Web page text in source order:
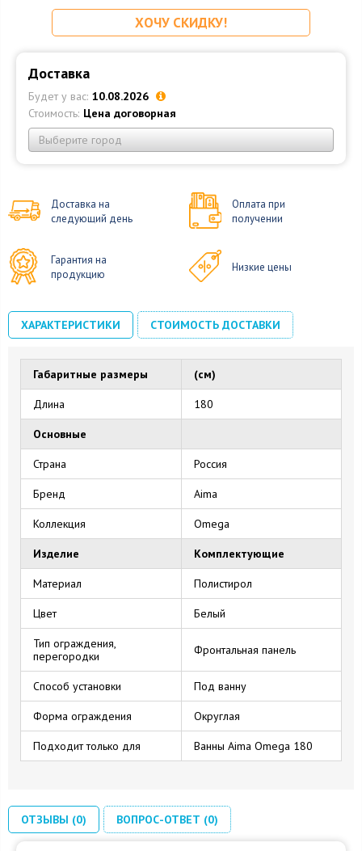
ХОЧУ СКИДКУ!
Доставка
Будет у вас: 10.08.2026
Стоимость: Цена договорная
Выберите город
Доставка на
следующий день
Оплата при
получении
Гарантия на
продукцию
Низкие цены
ХАРАКТЕРИСТИКИ СТОИМОСТЬ ДОСТАВКИ
Габаритные размеры (см)
Длина 180
Основные
Страна Россия
Бренд Aima
Коллекция Omega
Изделие Комплектующие
Материал Полистирол
Цвет Белый
Тип ограждения,
перегородки
Фронтальная панель
Способ установки Под ванну
Форма ограждения Округлая
Подходит только для Ванны Aima Omega 180
ОТЗЫВЫ (0) ВОПРОС-ОТВЕТ (0)